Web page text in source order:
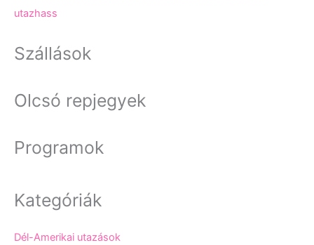
utazhass
Szállások
Olcsó repjegyek
Programok
Kategóriák
Dél-Amerikai utazások